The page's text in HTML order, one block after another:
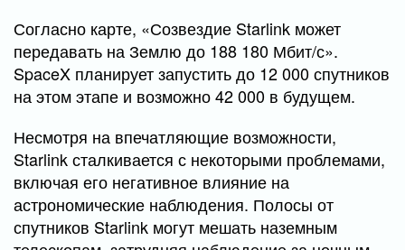
Согласно карте, «Созвездие Starlink может
передавать на Землю до 188 180 Мбит/с».
SpaceX планирует запустить до 12 000 спутников
на этом этапе и возможно 42 000 в будущем.
Несмотря на впечатляющие возможности,
Starlink сталкивается с некоторыми проблемами,
включая его негативное влияние на
астрономические наблюдения. Полосы от
спутников Starlink могут мешать наземным